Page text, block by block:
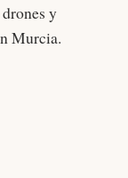
y
Murcia.